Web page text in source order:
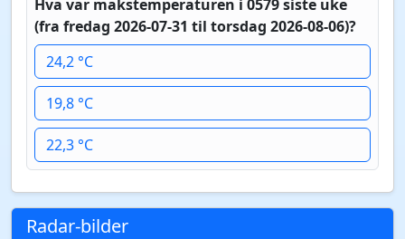
Hva var makstemperaturen i 0579 siste uke
(fra fredag 2026-07-31 til torsdag 2026-08-06)?
24,2 °C
19,8 °C
22,3 °C
Radar-bilder